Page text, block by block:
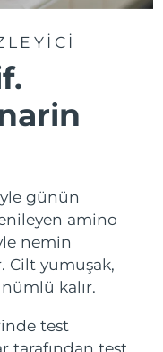
günün
amino
nemin
Cilt yumuşak,
kalır.
test
tarafından test